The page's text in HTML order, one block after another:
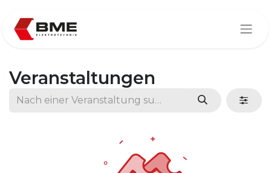
Veranstaltungen